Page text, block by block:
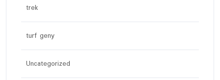
trek
turf geny
Uncategorized